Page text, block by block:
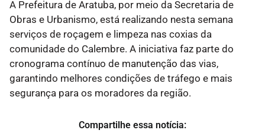
A Prefeitura de Aratuba, por meio da Secretaria de
Obras e Urbanismo, está realizando nesta semana
serviços de roçagem e limpeza nas coxias da
comunidade do Calembre. A iniciativa faz parte do
cronograma contínuo de manutenção das vias,
garantindo melhores condições de tráfego e mais
segurança para os moradores da região.
Compartilhe essa notícia: